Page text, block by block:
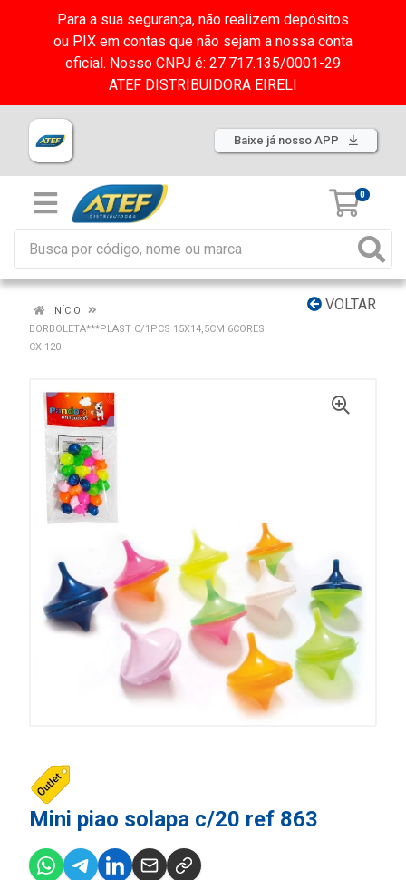
Para a sua segurança, não realizem depósitos
ou PIX em contas que não sejam a nossa conta
oficial. Nosso CNPJ é: 27.717.135/0001-29
ATEF DISTRIBUIDORA EIRELI
Baixe já nosso APP
0
VOLTAR
INÍCIO
BORBOLETA***PLAST C/1PCS 15X14,5CM 6CORES
CX:120
Mini piao solapa c/20 ref 863